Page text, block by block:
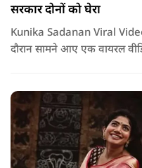
सरकार दोनों को घेरा
Kunika Sadanan Viral
दौरान सामने आए एक वायरल
मारपीट करता है, तो उसके खिलाफ